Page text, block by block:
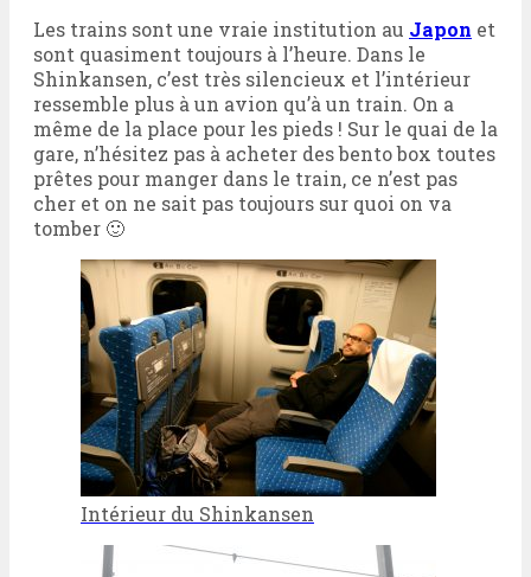
Les trains sont une vraie institution au Japon et
sont quasiment toujours à l’heure. Dans le
Shinkansen, c’est très silencieux et l’intérieur
ressemble plus à un avion qu’à un train. On a
même de la place pour les pieds ! Sur le quai de la
gare, n’hésitez pas à acheter des bento box toutes
prêtes pour manger dans le train, ce n’est pas
cher et on ne sait pas toujours sur quoi on va
tomber 🙂
Intérieur du Shinkansen